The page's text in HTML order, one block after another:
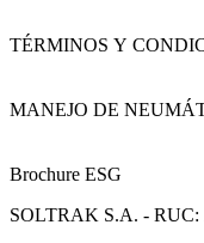
TÉRMINOS Y
MANEJO DE
Brochure ESG
SOLTRAK S.A. - RUC: